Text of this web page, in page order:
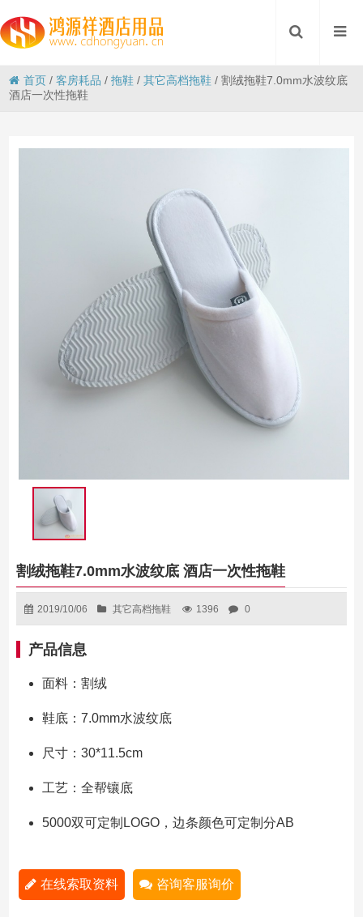
首页 /客房耗品 /拖鞋 /其它高档拖鞋 /割绒拖鞋7.0mm水波纹底
酒店一次性拖鞋
割绒拖鞋7.0mm水波纹底 酒店一次性拖鞋
2019/10/06 其它高档拖鞋 1396 0
产品信息
面料：割绒
鞋底：7.0mm水波纹底
尺寸：30*11.5cm
工艺：全帮镶底
5000双可定制LOGO，边条颜色可定制分AB
在线索取资料 咨询客服询价